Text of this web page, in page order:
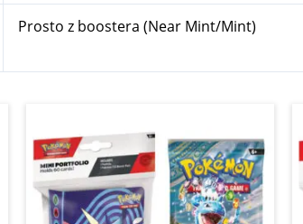
Prosto z boostera (Near Mint/Mint)